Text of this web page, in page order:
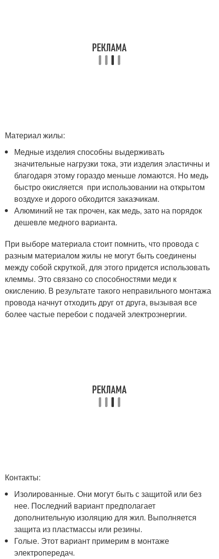
Материал жилы:
Медные изделия способны выдерживать
значительные нагрузки тока, эти изделия эластичны и
благодаря этому гораздо меньше ломаются. Но медь
быстро окисляется при использовании на открытом
воздухе и дорого обходится заказчикам.
Алюминий не так прочен, как медь, зато на порядок
дешевле медного варианта.
При выборе материала стоит помнить, что провода с
разным материалом жилы не могут быть соединены
между собой скруткой, для этого придется использовать
клеммы. Это связано со способностями меди к
окислению. В результате такого неправильного монтажа
провода начнут отходить друг от друга, вызывая все
более частые перебои с подачей электроэнергии.
Контакты:
Изолированные. Они могут быть с защитой или без
нее. Последний вариант предполагает
дополнительную изоляцию для жил. Выполняется
защита из пластмассы или резины.
Голые. Этот вариант примерим в монтаже
электропередач.